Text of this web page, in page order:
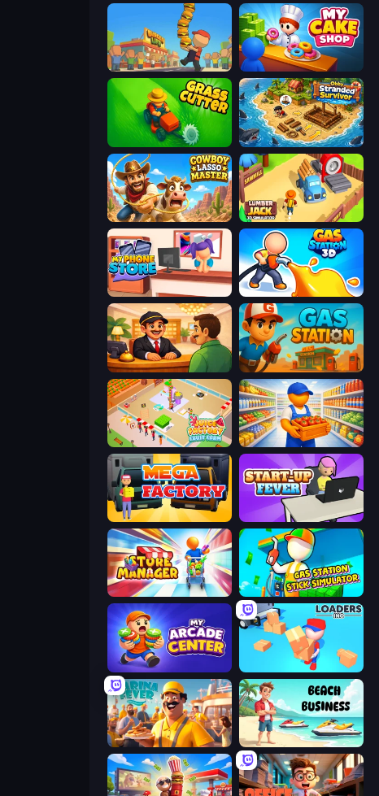
Burger Life My Cake Shop
Obby Stranded Survivor
Cowboy Lasso Master Lumberjack 3D Simulator
My Phone Store Gas Station 3D
Gas Station
Juice Factory - Fruit Farm Supermarket Manager
Mega Factory StartUp Fever
Store Manager Gas Station - Stick Simulator
My Arcade Center
Marina Fever Tycoon Beach Business